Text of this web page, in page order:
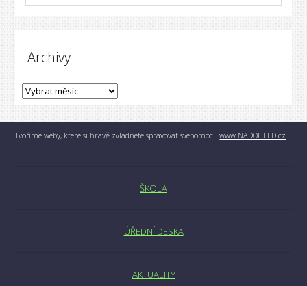
Archivy
Tvoříme weby, které si hravě zvládnete spravovat svépomocí.www.NADOHLED.cz
ŠKOLA
ÚŘEDNÍ DESKA
AKTUALITY